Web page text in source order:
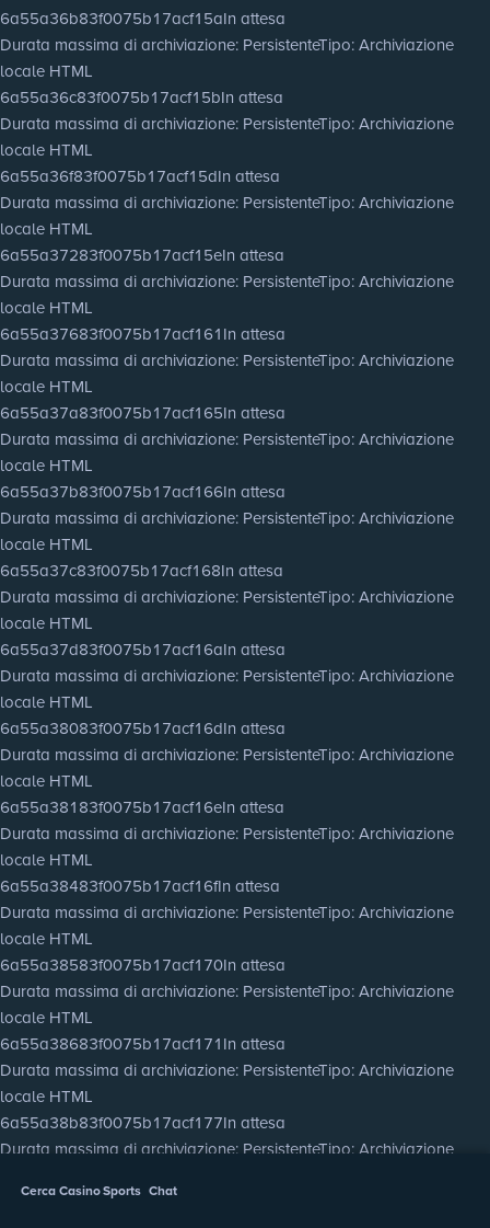
6a55a36b83f0075b17acf15aIn attesa
Durata massima di archiviazione: PersistenteTipo: Archiviazione
locale HTML
6a55a36c83f0075b17acf15bIn attesa
Durata massima di archiviazione: PersistenteTipo: Archiviazione
locale HTML
6a55a36f83f0075b17acf15dIn attesa
Durata massima di archiviazione: PersistenteTipo: Archiviazione
locale HTML
6a55a37283f0075b17acf15eIn attesa
Durata massima di archiviazione: PersistenteTipo: Archiviazione
locale HTML
6a55a37683f0075b17acf161In attesa
Durata massima di archiviazione: PersistenteTipo: Archiviazione
locale HTML
6a55a37a83f0075b17acf165In attesa
Durata massima di archiviazione: PersistenteTipo: Archiviazione
locale HTML
6a55a37b83f0075b17acf166In attesa
Durata massima di archiviazione: PersistenteTipo: Archiviazione
locale HTML
6a55a37c83f0075b17acf168In attesa
Durata massima di archiviazione: PersistenteTipo: Archiviazione
locale HTML
6a55a37d83f0075b17acf16aIn attesa
Durata massima di archiviazione: PersistenteTipo: Archiviazione
locale HTML
6a55a38083f0075b17acf16dIn attesa
Durata massima di archiviazione: PersistenteTipo: Archiviazione
locale HTML
6a55a38183f0075b17acf16eIn attesa
Durata massima di archiviazione: PersistenteTipo: Archiviazione
locale HTML
6a55a38483f0075b17acf16fIn attesa
Durata massima di archiviazione: PersistenteTipo: Archiviazione
locale HTML
6a55a38583f0075b17acf170In attesa
Durata massima di archiviazione: PersistenteTipo: Archiviazione
locale HTML
6a55a38683f0075b17acf171In attesa
Durata massima di archiviazione: PersistenteTipo: Archiviazione
locale HTML
6a55a38b83f0075b17acf177In attesa
Durata massima di archiviazione: PersistenteTipo: Archiviazione
6a55a38d83f0075b17acf178
CercaCasinoSports Chat